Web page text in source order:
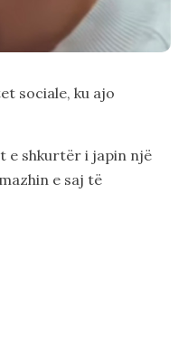
sociale, ku ajo
e shkurtër i japin një
e saj të